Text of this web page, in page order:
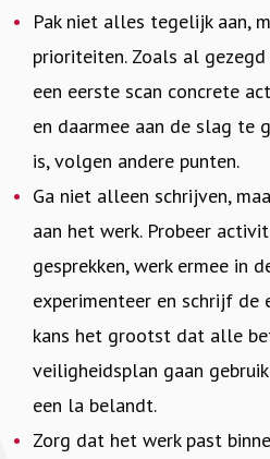
Pak niet alles tegelijk aan,
prioriteiten. Zoals al
een eerste scan concrete
en daarmee aan de slag te
is, volgen andere punten.
Ga niet alleen schrijven,
aan het werk. Probeer
gesprekken, werk ermee in
experimenteer en schrijf de
kans het grootst dat alle
veiligheidsplan gaan
een la belandt.
Zorg dat het werk past